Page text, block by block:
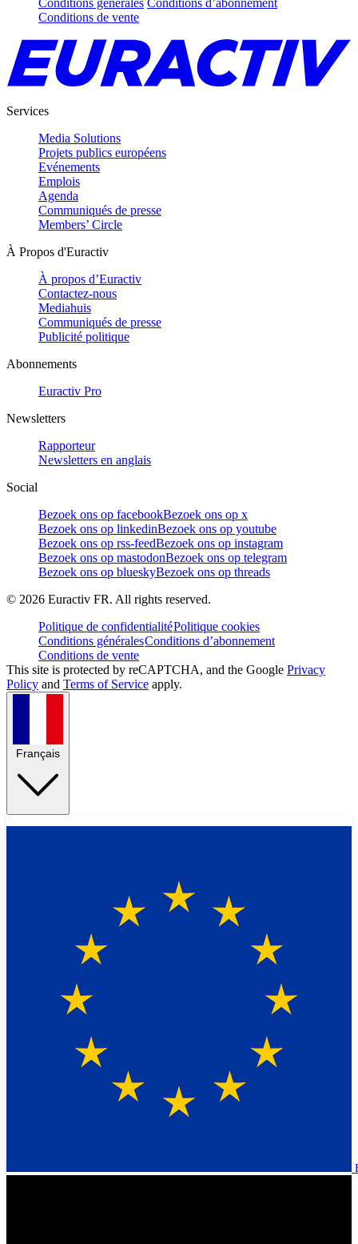
Conditions de vente
Services
Media Solutions
Projets publics européens
Evénements
Emplois
Agenda
Communiqués de presse
Members’ Circle
À Propos d'Euractiv
À propos d’Euractiv
Contactez-nous
Mediahuis
Communiqués de presse
Publicité politique
Abonnements
Euractiv Pro
Newsletters
Rapporteur
Newsletters en anglais
Social
Bezoek ons op facebookBezoek ons op x
Bezoek ons op linkedinBezoek ons op youtube
Bezoek ons op rss-feedBezoek ons op instagram
Bezoek ons op mastodonBezoek ons op telegram
Bezoek ons op blueskyBezoek ons op threads
© 2026 Euractiv FR. All rights reserved.
Politique de confidentialitéPolitique cookies
Conditions généralesConditions d’abonnement
Conditions de vente
This site is protected by reCAPTCHA, and the Google Privacy
Policy and Terms of Service apply.
Français